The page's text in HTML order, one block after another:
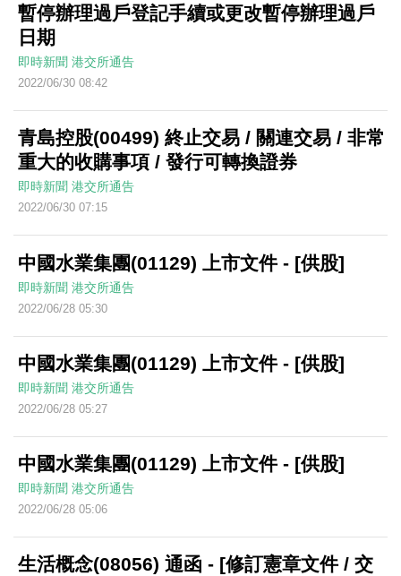
暫停辦理過戶登記手續或更改暫停辦理過戶
日期
即時新聞 港交所通告
2022/06/30 08:42
青島控股(00499) 終止交易 / 關連交易 / 非常
重大的收購事項 / 發行可轉換證券
即時新聞 港交所通告
2022/06/30 07:15
中國水業集團(01129) 上市文件 - [供股]
即時新聞 港交所通告
2022/06/28 05:30
中國水業集團(01129) 上市文件 - [供股]
即時新聞 港交所通告
2022/06/28 05:27
中國水業集團(01129) 上市文件 - [供股]
即時新聞 港交所通告
2022/06/28 05:06
生活概念(08056) 通函 - [修訂憲章文件 / 交